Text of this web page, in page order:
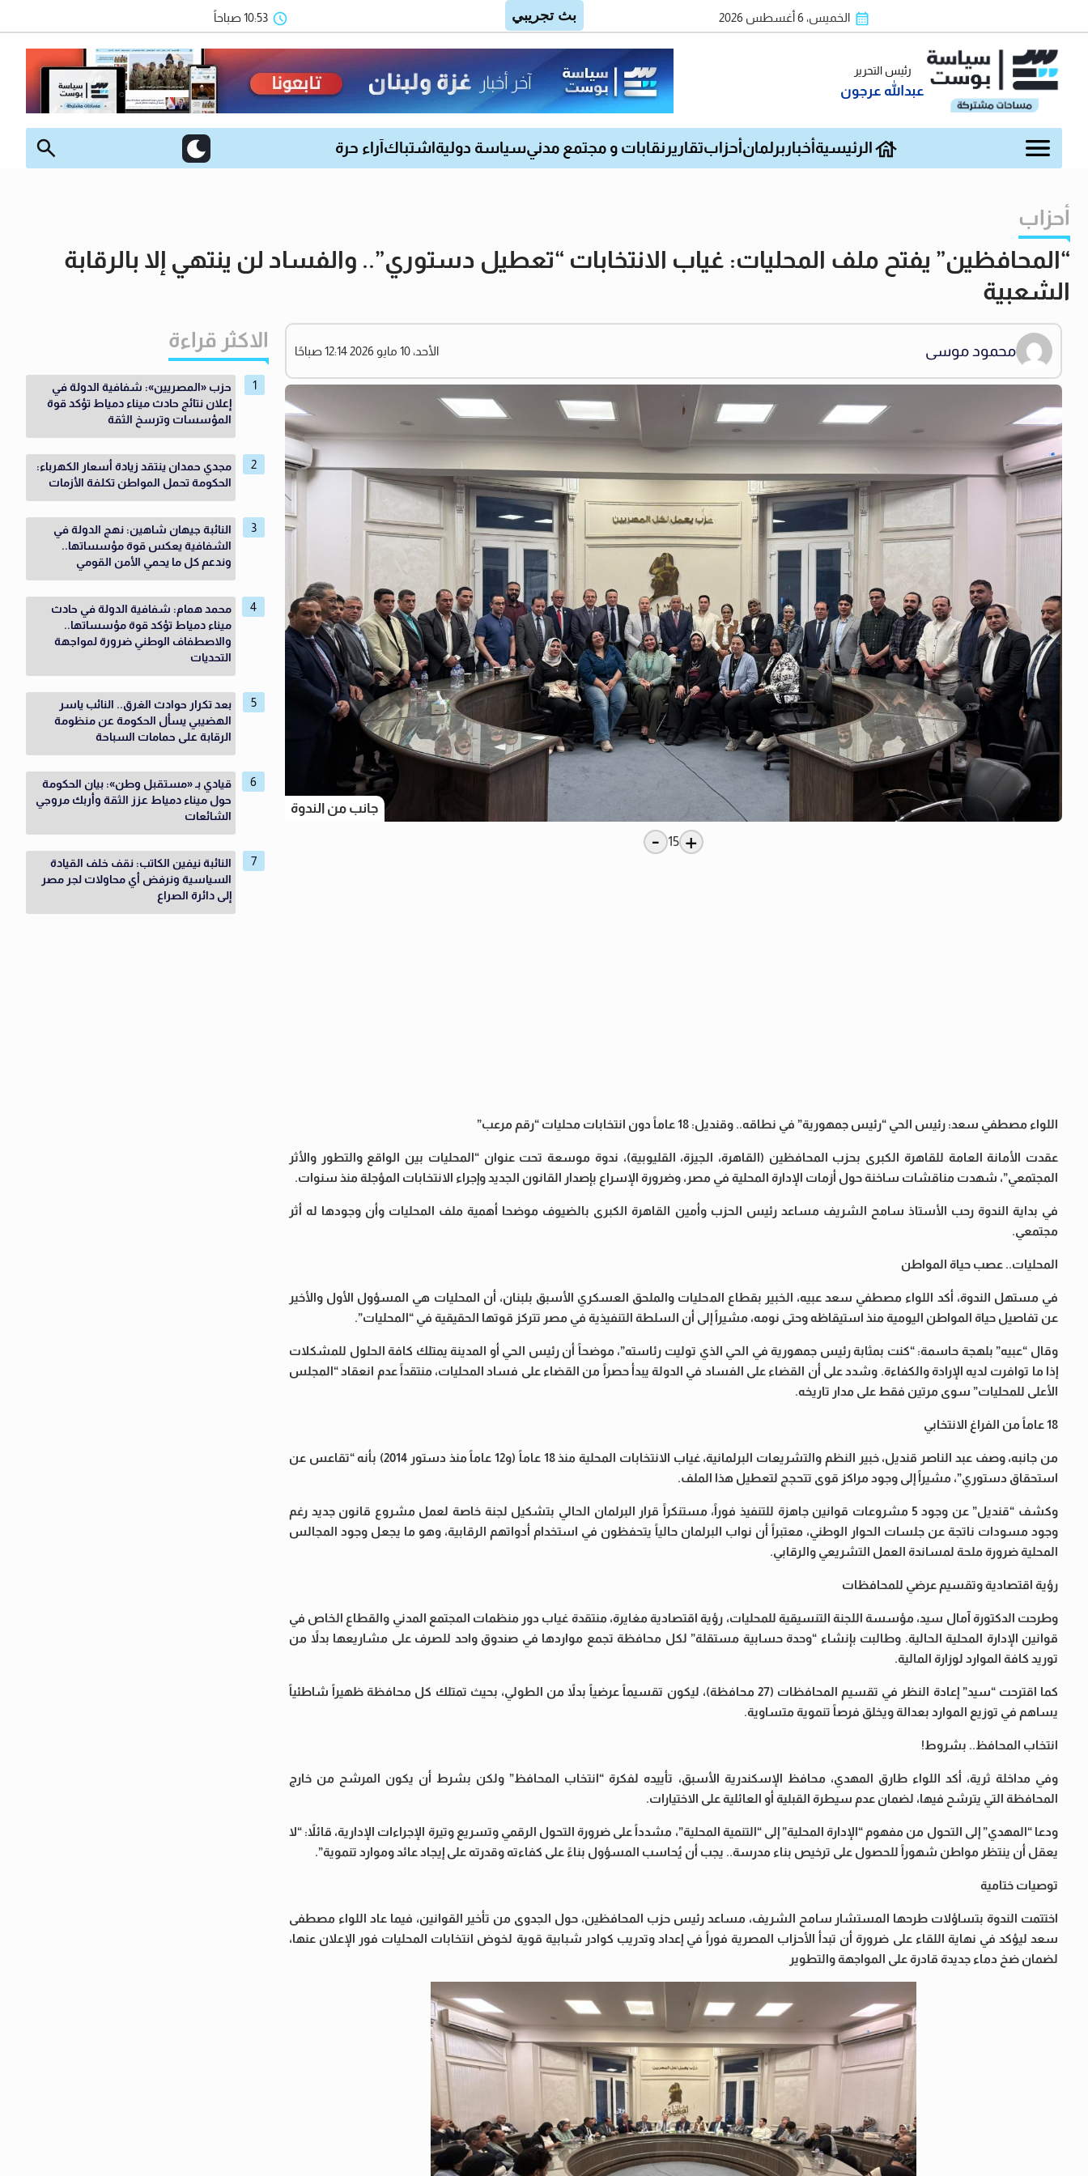
الخميس، 6 أغسطس 2026 10:53 صباحاً
رئيس التحرير
عبدالله عرجون
الرئيسية أخبار برلمان أحزابتقارير نقابات و مجتمع مدنيسياسة دولية اشتباك آراء حرة
أحزاب
“المحافظين” يفتح ملف المحليات: غياب الانتخابات “تعطيل دستوري”.. والفساد لن ينتهي إلا بالرقابة
الشعبية
محمود موسى الأحد، 10 مايو 2026 12:14 صباحًا
جانب من الندوة
+
15
-
اللواء مصطفي سعد: رئيس الحي “رئيس جمهورية” في نطاقه.. وقنديل: 18 عاماً دون انتخابات محليات “رقم مرعب”
عقدت الأمانة العامة للقاهرة الكبرى بحزب المحافظين (القاهرة، الجيزة، القليوبية)، ندوة موسعة تحت عنوان “المحليات بين الواقع والتطور والأثر
المجتمعي”، شهدت مناقشات ساخنة حول أزمات الإدارة المحلية في مصر، وضرورة الإسراع بإصدار القانون الجديد وإجراء الانتخابات المؤجلة منذ سنوات.
في بداية الندوة رحب الأستاذ سامح الشريف مساعد رئيس الحزب وأمين القاهرة الكبرى بالضيوف موضحا أهمية ملف المحليات وأن وجودها له أثر
مجتمعي.
المحليات.. عصب حياة المواطن
في مستهل الندوة، أكد اللواء مصطفي سعد عبيه، الخبير بقطاع المحليات والملحق العسكري الأسبق بلبنان، أن المحليات هي المسؤول الأول والأخير
عن تفاصيل حياة المواطن اليومية منذ استيقاظه وحتى نومه، مشيراً إلى أن السلطة التنفيذية في مصر تتركز قوتها الحقيقية في “المحليات”.
وقال “عبيه” بلهجة حاسمة: “كنت بمثابة رئيس جمهورية في الحي الذي توليت رئاسته”، موضحاً أن رئيس الحي أو المدينة يمتلك كافة الحلول للمشكلات
إذا ما توافرت لديه الإرادة والكفاءة. وشدد على أن القضاء على الفساد في الدولة يبدأ حصراً من القضاء على فساد المحليات، منتقداً عدم انعقاد “المجلس
الأعلى للمحليات” سوى مرتين فقط على مدار تاريخه.
18 عاماً من الفراغ الانتخابي
من جانبه، وصف عبد الناصر قنديل، خبير النظم والتشريعات البرلمانية، غياب الانتخابات المحلية منذ 18 عاماً (و12 عاماً منذ دستور 2014) بأنه “تقاعس عن
استحقاق دستوري”، مشيراً إلى وجود مراكز قوى تتحجج لتعطيل هذا الملف.
وكشف “قنديل” عن وجود 5 مشروعات قوانين جاهزة للتنفيذ فوراً، مستنكراً قرار البرلمان الحالي بتشكيل لجنة خاصة لعمل مشروع قانون جديد رغم
وجود مسودات ناتجة عن جلسات الحوار الوطني، معتبراً أن نواب البرلمان حالياً يتحفظون في استخدام أدواتهم الرقابية، وهو ما يجعل وجود المجالس
المحلية ضرورة ملحة لمساندة العمل التشريعي والرقابي.
رؤية اقتصادية وتقسيم عرضي للمحافظات
وطرحت الدكتورة آمال سيد، مؤسسة اللجنة التنسيقية للمحليات، رؤية اقتصادية مغايرة، منتقدة غياب دور منظمات المجتمع المدني والقطاع الخاص في
قوانين الإدارة المحلية الحالية. وطالبت بإنشاء “وحدة حسابية مستقلة” لكل محافظة تجمع مواردها في صندوق واحد للصرف على مشاريعها بدلاً من
توريد كافة الموارد لوزارة المالية.
كما اقترحت “سيد” إعادة النظر في تقسيم المحافظات (27 محافظة)، ليكون تقسيماً عرضياً بدلاً من الطولي، بحيث تمتلك كل محافظة ظهيراً شاطئياً
يساهم في توزيع الموارد بعدالة ويخلق فرصاً تنموية متساوية.
انتخاب المحافظ.. بشروط!
وفي مداخلة ثرية، أكد اللواء طارق المهدي، محافظ الإسكندرية الأسبق، تأييده لفكرة “انتخاب المحافظ” ولكن بشرط أن يكون المرشح من خارج
المحافظة التي يترشح فيها، لضمان عدم سيطرة القبلية أو العائلية على الاختيارات.
ودعا “المهدي” إلى التحول من مفهوم “الإدارة المحلية” إلى “التنمية المحلية”، مشدداً على ضرورة التحول الرقمي وتسريع وتيرة الإجراءات الإدارية، قائلاً: “لا
يعقل أن ينتظر مواطن شهوراً للحصول على ترخيص بناء مدرسة.. يجب أن يُحاسب المسؤول بناءً على كفاءته وقدرته على إيجاد عائد وموارد تنموية”.
توصيات ختامية
اختتمت الندوة بتساؤلات طرحها المستشار سامح الشريف، مساعد رئيس حزب المحافظين، حول الجدوى من تأخير القوانين، فيما عاد اللواء مصطفى
سعد ليؤكد في نهاية اللقاء على ضرورة أن تبدأ الأحزاب المصرية فوراً في إعداد وتدريب كوادر شبابية قوية لخوض انتخابات المحليات فور الإعلان عنها،
لضمان ضخ دماء جديدة قادرة على المواجهة والتطوير
الاكثر قراءة
حزب «المصريين»: شفافية الدولة في
إعلان نتائج حادث ميناء دمياط تؤكد قوة
المؤسسات وترسخ الثقة
مجدي حمدان ينتقد زيادة أسعار الكهرباء:
الحكومة تحمل المواطن تكلفة الأزمات
النائبة جيهان شاهين: نهج الدولة في
الشفافية يعكس قوة مؤسساتها..
وندعم كل ما يحمي الأمن القومي
محمد همام: شفافية الدولة في حادث
ميناء دمياط تؤكد قوة مؤسساتها..
والاصطفاف الوطني ضرورة لمواجهة
التحديات
بعد تكرار حوادث الغرق.. النائب ياسر
الهضيبي يسأل الحكومة عن منظومة
الرقابة على حمامات السباحة
قيادي بـ «مستقبل وطن»: بيان الحكومة
حول ميناء دمياط عزز الثقة وأربك مروجي
الشائعات
النائبة نيفين الكاتب: نقف خلف القيادة
السياسية ونرفض أي محاولات لجر مصر
إلى دائرة الصراع